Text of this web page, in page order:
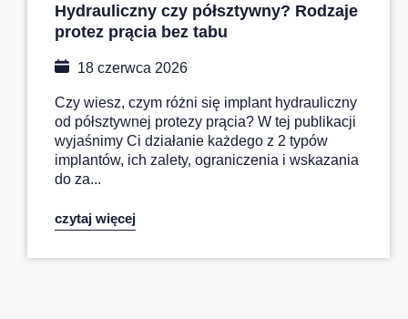
Hydrauliczny czy półsztywny? Rodzaje
protez prącia bez tabu
18 czerwca 2026
Czy wiesz, czym różni się implant hydrauliczny
od półsztywnej protezy prącia? W tej publikacji
wyjaśnimy Ci działanie każdego z 2 typów
implantów, ich zalety, ograniczenia i wskazania
do za...
czytaj więcej